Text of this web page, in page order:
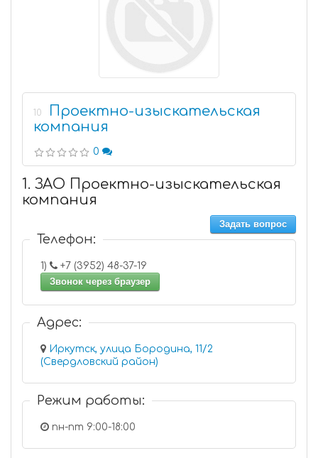
10
Проектно-изыскательская
компания
0
1. ЗАО Проектно-изыскательская
компания
Задать вопрос
Телефон:
1)
+7 (3952) 48-37-19
Звонок через браузер
Адрес:
Иркутск, улица Бородина, 11/2
(Свердловский район)
Режим работы:
пн-пт 9:00-18:00